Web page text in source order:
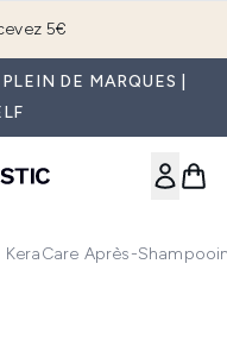
5€
DE MARQUES |
KeraCare Après-